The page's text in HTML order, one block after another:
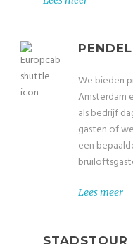
We bieden
Amsterdam
als bedrijf
gasten of
een
Lees meer
STADSTOUR